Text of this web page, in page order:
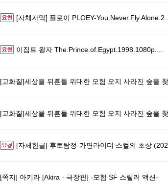
[자체자막] 플로이 PLOEY-You.Never.Fly.Alone.2...
이집트 왕자 The.Prince.of.Egypt.1998.1080p....
[고화질]세상을 뒤흔들 위대한 모험 오지 사라진 숲을
[고화질]세상을 뒤흔들 위대한 모험 오지 사라진 숲을
[자체한글] 후토탐정-가면라이더 스컬의 초상
[쪽지] 아키라 [Akira - 극장판] -모험 SF 스릴러 액션-